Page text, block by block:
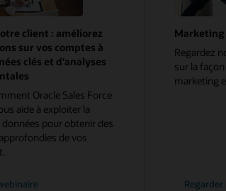
client : améliorez
sur vos comptes à
clés et d'analyses
Oracle Sales Force
aide à exploiter la
pour obtenir des
de vos
Regardez
sur la
marketing